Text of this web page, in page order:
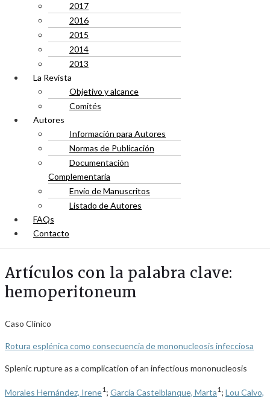
2017
2016
2015
2014
2013
La Revista
Objetivo y alcance
Comités
Autores
Información para Autores
Normas de Publicación
Documentación
Complementaria
Envío de Manuscritos
Listado de Autores
FAQs
Contacto
Artículos con la palabra clave:
hemoperitoneum
Caso Clínico
Rotura esplénica como consecuencia de mononucleosis infecciosa
Splenic rupture as a complication of an infectious mononucleosis
Morales Hernández, Irene1 ; García Castelblanque, Marta1 ; Lou Calvo,